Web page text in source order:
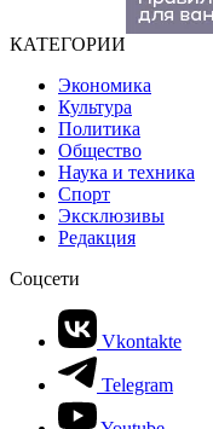
КАТЕГОРИИ
Экономика
Культура
Политика
Общество
Наука и техника
Спорт
Эксклюзивы
Редакция
Соцсети
Vkontakte
Telegram